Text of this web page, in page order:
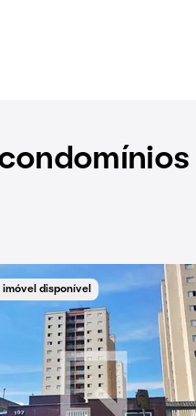
imóvel disponível